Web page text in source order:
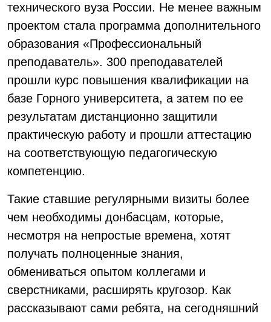
технического вуза России. Не менее важным
проектом стала программа дополнительного
образования «Профессиональный
преподаватель». 300 преподавателей
прошли курс повышения квалификации на
базе Горного университета, а затем по ее
результатам дистанционно защитили
практическую работу и прошли аттестацию
на соответствующую педагогическую
компетенцию.
Такие ставшие регулярными визиты более
чем необходимы донбасцам, которые,
несмотря на непростые времена, хотят
получать полноценные знания,
обмениваться опытом коллегами и
сверстниками, расширять кругозор. Как
рассказывают сами ребята, на сегодняшний